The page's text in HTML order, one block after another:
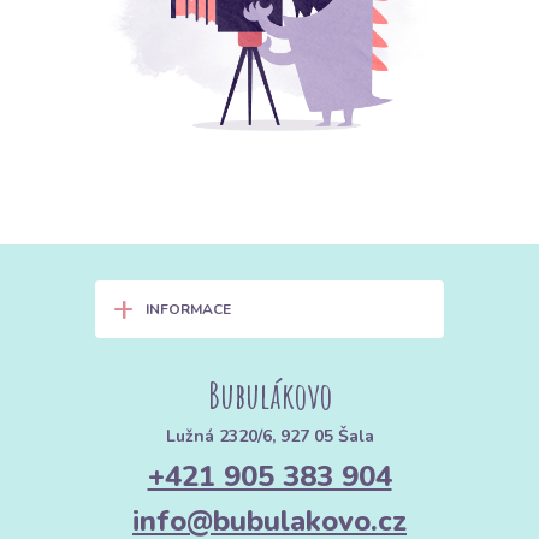
+ INFORMACE
Bubulákovo
Lužná 2320/6, 927 05 Šala
+421 905 383 904
info@bubulakovo.cz